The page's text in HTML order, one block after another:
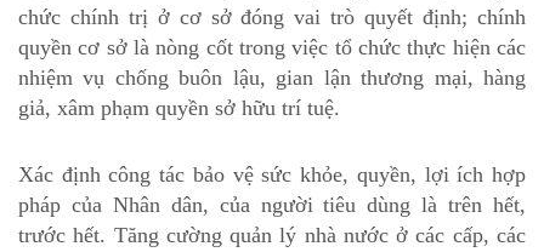
chức chính trị ở cơ sở đóng vai trò quyết định; chính
quyền cơ sở là nòng cốt trong việc tổ chức thực hiện các
nhiệm vụ chống buôn lậu, gian lận thương mại, hàng
giả, xâm phạm quyền sở hữu trí tuệ.
Xác định công tác bảo vệ sức khỏe, quyền, lợi ích hợp
pháp của Nhân dân, của người tiêu dùng là trên hết,
trước hết. Tăng cường quản lý nhà nước ở các cấp, các